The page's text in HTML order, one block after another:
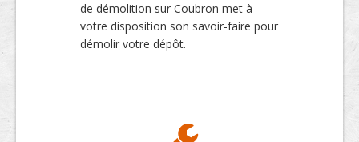
de démolition sur Coubron met à
votre disposition son savoir-faire pour
démolir votre dépôt.